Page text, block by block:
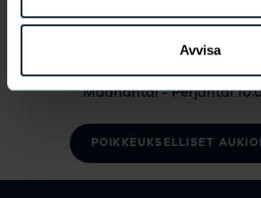
Avvisa
Aukioloajat/Puhelin
Maanantai - Perjantai
POIKKEUKSELLISET